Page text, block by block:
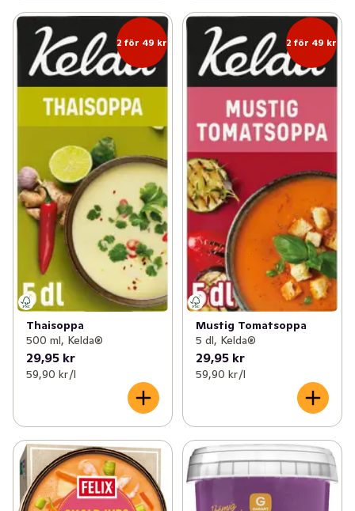
2 för 49 kr
Thaisoppa
500 ml, Kelda®
29,95 kr
59,90 kr /l
2 för 49 kr
Mustig Tomatsoppa
5 dl, Kelda®
29,95 kr
59,90 kr /l